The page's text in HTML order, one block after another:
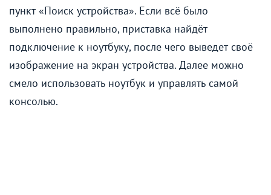
пункт «Поиск устройства». Если всё было
выполнено правильно, приставка найдёт
подключение к ноутбуку, после чего выведет своё
изображение на экран устройства. Далее можно
смело использовать ноутбук и управлять самой
консолью.